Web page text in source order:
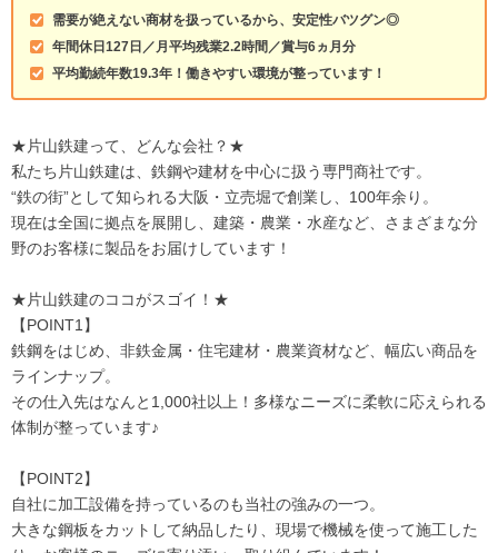
需要が絶えない商材を扱っているから、安定性バツグン◎
年間休日127日／月平均残業2.2時間／賞与6ヵ月分
平均勤続年数19.3年！働きやすい環境が整っています！
★片山鉄建って、どんな会社？★
私たち片山鉄建は、鉄鋼や建材を中心に扱う専門商社です。
“鉄の街”として知られる大阪・立売堀で創業し、100年余り。
現在は全国に拠点を展開し、建築・農業・水産など、さまざまな分
野のお客様に製品をお届けしています！
★片山鉄建のココがスゴイ！★
【POINT1】
鉄鋼をはじめ、非鉄金属・住宅建材・農業資材など、幅広い商品を
ラインナップ。
その仕入先はなんと1,000社以上！多様なニーズに柔軟に応えられる
体制が整っています♪
【POINT2】
自社に加工設備を持っているのも当社の強みの一つ。
大きな鋼板をカットして納品したり、現場で機械を使って施工した